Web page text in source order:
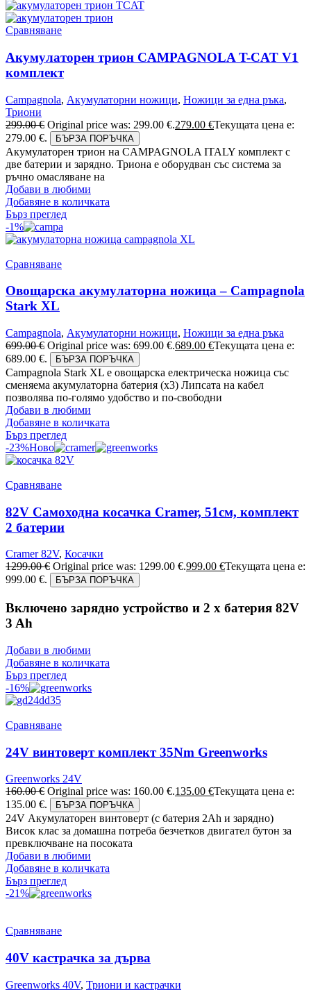
Сравняване
Акумулаторен трион CAMPAGNOLA T-CAT V1
комплект
Campagnola, Акумулаторни ножици, Ножици за една ръка,
Триони
299.00€ Original price was: 299.00 €.279.00 €Текущата цена е:
279.00 €.
БЪРЗА ПОРЪЧКА
Акумулаторен трион на CAMPAGNOLA ITALY комплект с
две батерии и зарядно. Триона е оборудван със система за
ръчно омасляване на
Добави в любими
Добавяне в количката
Бърз преглед
-1%
Сравняване
Овощарска акумулаторна ножица – Campagnola
Stark XL
Campagnola, Акумулаторни ножици, Ножици за една ръка
699.00€ Original price was: 699.00 €.689.00 €Текущата цена е:
689.00 €.
БЪРЗА ПОРЪЧКА
Campagnola Stark XL е овощарска електрическа ножица със
сменяема акумулаторна батерия (х3) Липсата на кабел
позволява по-голямо удобство и по-свободни
Добави в любими
Добавяне в количката
Бърз преглед
-23%Ново
Сравняване
82V Самоходна косачка Cramer, 51см, комплект
2 батерии
Cramer 82V, Косачки
1299.00€ Original price was: 1299.00 €.999.00 €Текущата цена е:
999.00 €.
БЪРЗА ПОРЪЧКА
Включено зарядно устройство и 2 x батерия 82V
3 Ah
Добави в любими
Добавяне в количката
Бърз преглед
-16%
Сравняване
24V винтоверт комплект 35Nm Greenworks
Greenworks 24V
160.00€ Original price was: 160.00 €.135.00 €Текущата цена е:
135.00 €.
БЪРЗА ПОРЪЧКА
24V Акумулаторен винтоверт (с батерия 2Аh и зарядно)
Висок клас за домашна потреба безчетков двигател бутон за
превключване на посоката
Добави в любими
Добавяне в количката
Бърз преглед
-21%
Сравняване
40V кастрачка за дърва
Greenworks 40V, Триони и кастрачки